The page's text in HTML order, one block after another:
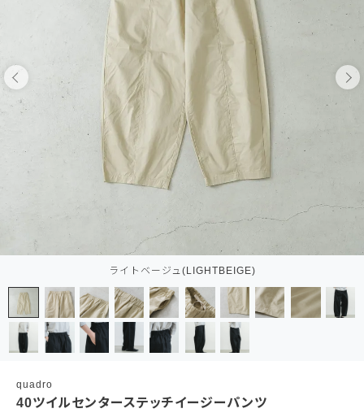
ライトベージュ(LIGHTBEIGE)
quadro
40ツイルセンターステッチイージーパンツ